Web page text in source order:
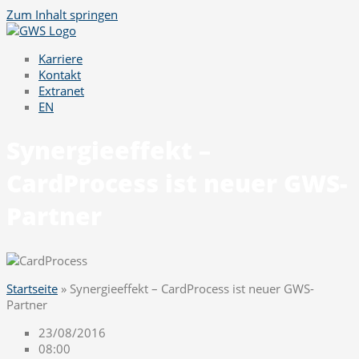
Zum Inhalt springen
Karriere
Kontakt
Extranet
EN
Startseite » Synergieeffekt – CardProcess ist neuer GWS-
Partner
23/08/2016
08:00